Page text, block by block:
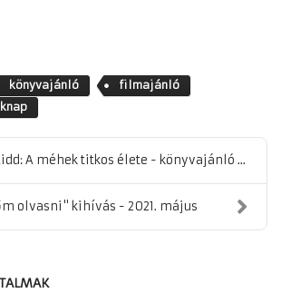
könyvajánló
filmajánló
A méhek titkos élete - könyvajánló ...
olvasni" kihívás - 2021. május